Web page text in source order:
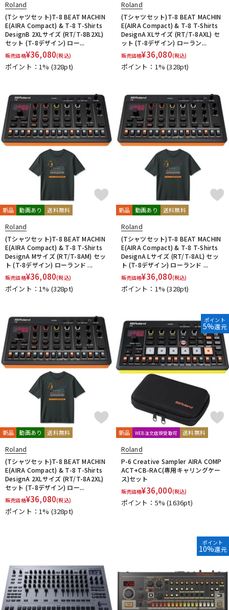
Roland
(Tシャツセット)T-8 BEAT MACHIN
E(AIRA Compact) & T-8 T-Shirts
DesignB 2XLサイズ (RT/T-8B2XL)
セット (T-8デザイン) ロー...
販売価格¥36,080(税込)
ポイント：1% (328pt)
Roland
(Tシャツセット)T-8 BEAT MACHIN
E(AIRA Compact) & T-8 T-Shirts
DesignA XLサイズ (RT/T-8AXL) セ
ット (T-8デザイン) ローラン...
販売価格¥36,080(税込)
ポイント：1%(328pt)
新品 動画あり 送料無料
Roland
(Tシャツセット)T-8 BEAT MACHIN
E(AIRA Compact) & T-8 T-Shirts
DesignA Mサイズ (RT/T-8AM) セッ
ト (T-8デザイン) ローランド ...
販売価格¥36,080(税込)
ポイント：1% (328pt)
新品 動画あり 送料無料
Roland
(Tシャツセット)T-8 BEAT MACHIN
E(AIRA Compact) & T-8 T-Shirts
DesignA Lサイズ (RT/T-8AL) セッ
ト (T-8デザイン) ローランド ...
販売価格¥36,080(税込)
ポイント：1%(328pt)
新品 動画あり 送料無料
Roland
(Tシャツセット)T-8 BEAT MACHIN
E(AIRA Compact) & T-8 T-Shirts
DesignA 2XLサイズ (RT/T-8A2XL)
セット (T-8デザイン) ロー...
販売価格¥36,080(税込)
ポイント：1% (328pt)
ポイント
5%還元
新品 WEB注文店頭受取可 送料無料
Roland
P-6 Creative Sampler AIRA COMP
ACT+CB-RAC(専用キャリングケー
ス)セット
販売価格¥36,000(税込)
ポイント：5%(1636pt)
ポイント
10%還元